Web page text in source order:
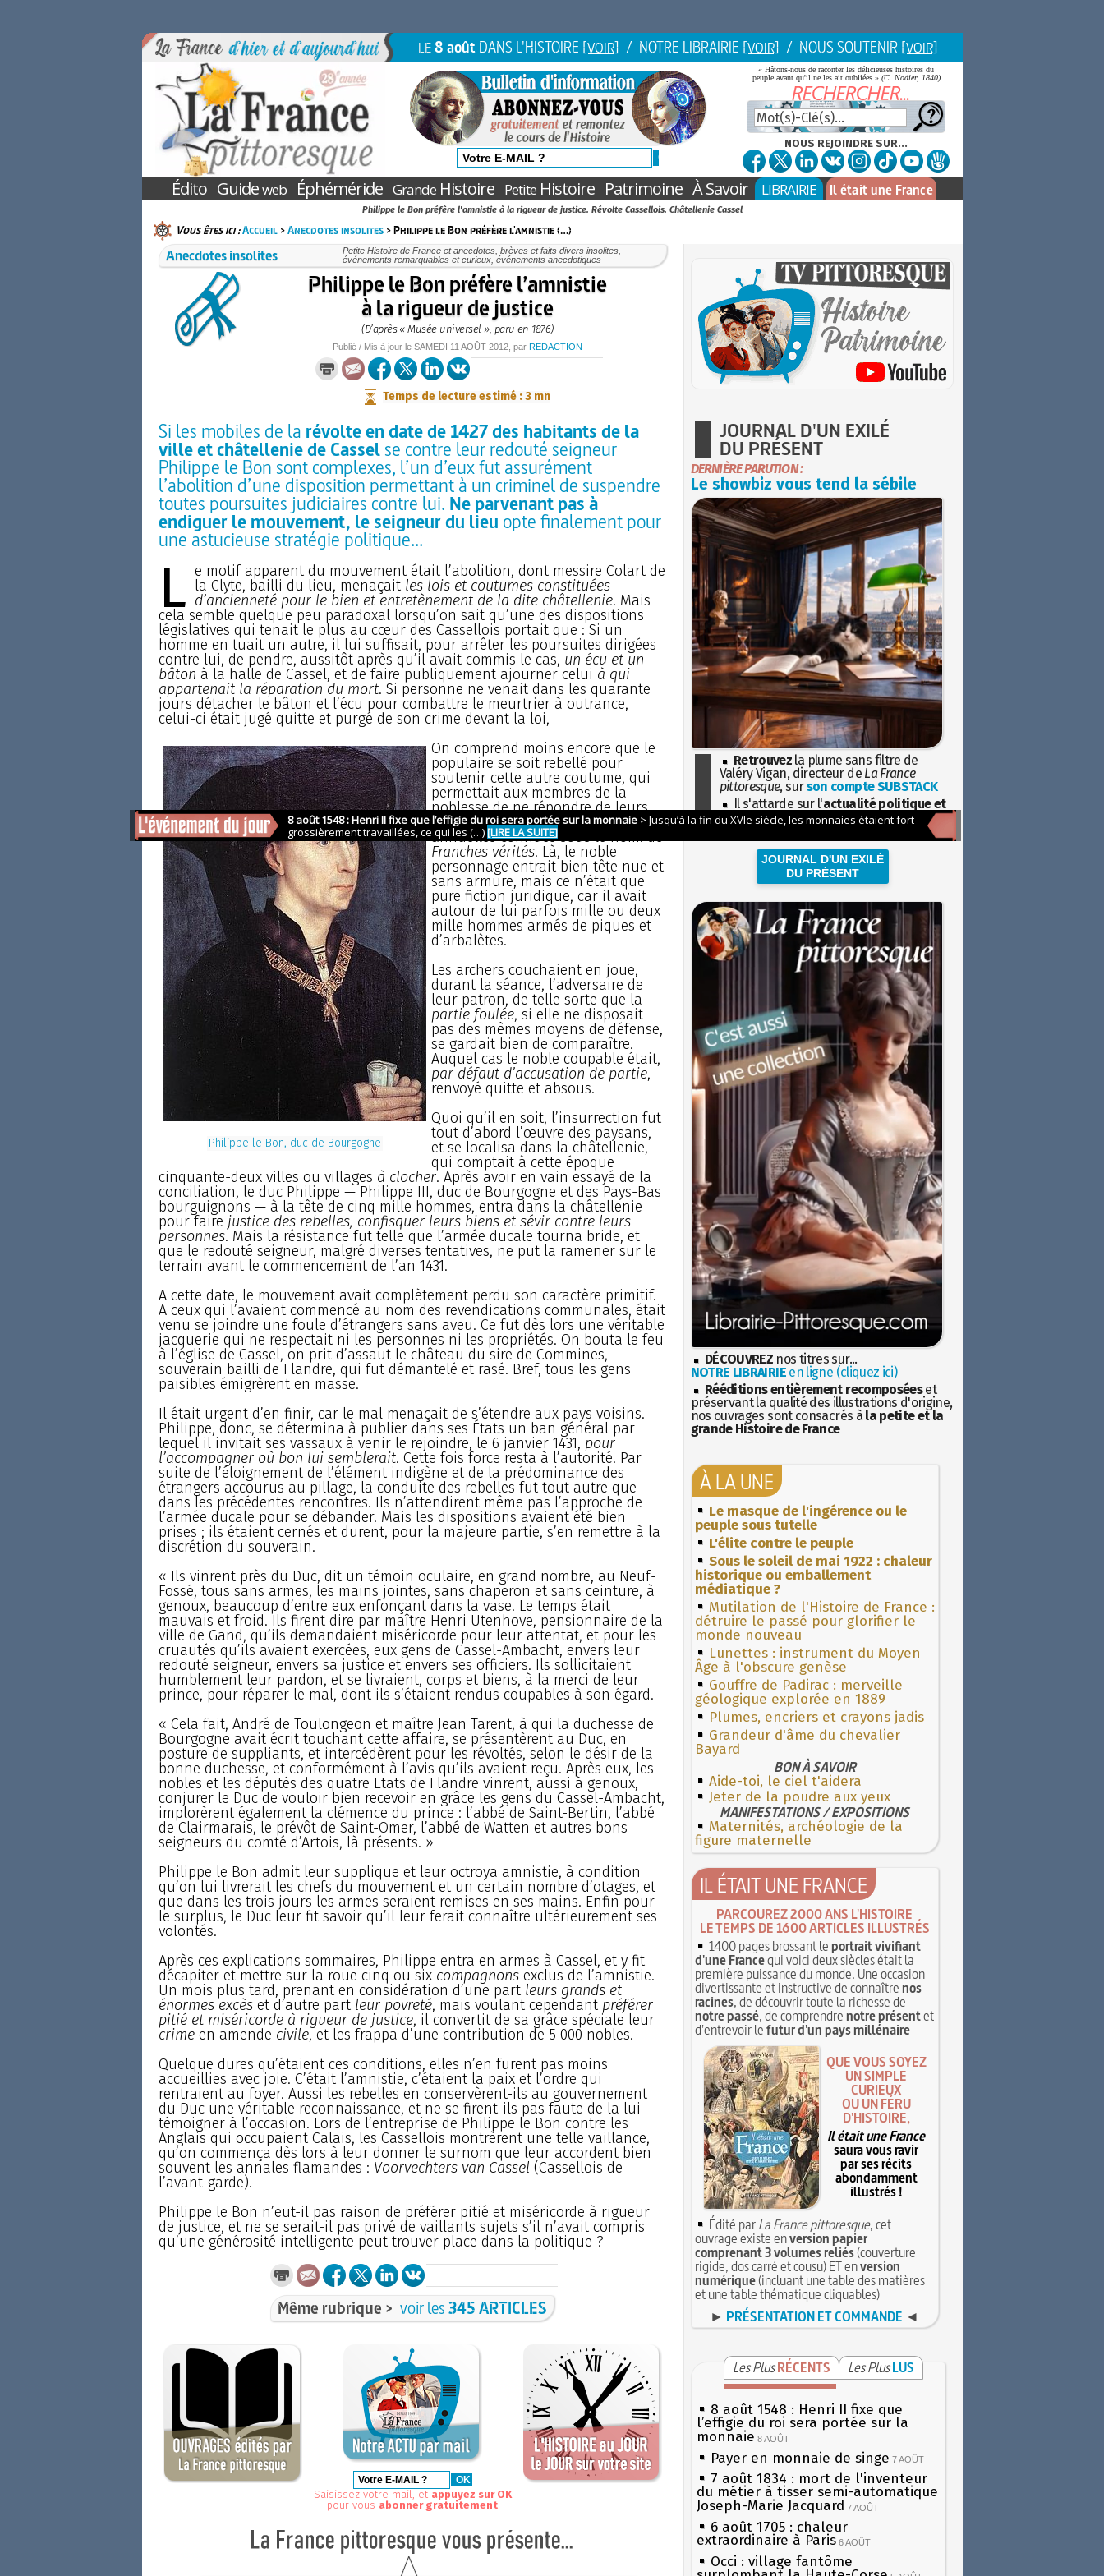
LE8 août DANS L'HISTOIRE [VOIR] / NOTRE LIBRAIRIE [VOIR] / NOUS SOUTENIR [VOIR]
« Hâtons-nous de raconter les délicieuses histoires du
peuple avant qu'il ne les ait oubliées » (C. Nodier, 1840)
NOUS REJOINDRE SUR...
Édito Guideweb Éphéméride GrandeHistoire PetiteHistoire Patrimoine À Savoir LIBRAIRIE Il était une France
Philippe le Bon préfère l'amnistie à la rigueur de justice. Révolte Cassellois. Châtellenie Cassel
Vous êtes ici :Accueil>Anecdotes insolites> Philippe le Bon préfère l'amnistie (…)
Anecdotes insolites
Petite Histoire de France et anecdotes, brèves et faits divers insolites,
événements remarquables et curieux, événements anecdotiques
Philippe le Bon préfère l’amnistie
à la rigueur de justice
(D’après « Musée universel », paru en 1876)
Publié / Mis à jour le SAMEDI 11 AOÛT 2012 , par REDACTION
Temps de lecture estimé : 3 mn
Si les mobiles de la révolte en date de 1427 des habitants de la
ville et châtellenie de Casselse contre leur redouté seigneur
Philippe le Bon sont complexes, l’un d’eux fut assurément
l’abolition d’une disposition permettant à un criminel de suspendre
toutes poursuites judiciaires contre lui. Ne parvenant pas à
endiguer le mouvement, le seigneur du lieu opte finalement pour
une astucieuse stratégie politique...
L e motif apparent du mouvement était l’abolition, dont messire Colart de
la Clyte, bailli du lieu, menaçait les lois et coutumes constituées
d’ancienneté pour le bien et entretènement de la dite châtellenie. Mais
cela semble quelque peu paradoxal lorsqu’on sait qu’une des dispositions
législatives qui tenait le plus au cœur des Cassellois portait que : Si un
homme en tuait un autre, il lui suffisait, pour arrêter les poursuites dirigées
contre lui, de pendre, aussitôt après qu’il avait commis le cas, un écu et un
bâton à la halle de Cassel, et de faire publiquement ajourner celui à qui
appartenait la réparation du mort. Si personne ne venait dans les quarante
jours détacher le bâton et l’écu pour combattre le meurtrier à outrance,
celui-ci était jugé quitte et purgé de son crime devant la loi,
Philippe le Bon, duc de Bourgogne
On comprend moins encore que le
populaire se soit rebellé pour
soutenir cette autre coutume, qui
permettait aux membres de la
noblesse de ne répondre de leurs
crimes que par devant les assises
annuelles connues sous le nom. de
Franches vérités. Là, le noble
personnage entrait bien tête nue et
sans armure, mais ce n’était que
pure fiction juridique, car il avait
autour de lui parfois mille ou deux
mille hommes armés de piques et
d’arbalètes.
Les archers couchaient en joue,
durant la séance, l’adversaire de
leur patron, de telle sorte que la
partie foulée, si elle ne disposait
pas des mêmes moyens de défense,
se gardait bien de comparaître.
Auquel cas le noble coupable était,
par défaut d’accusation de partie,
renvoyé quitte et absous.
Quoi qu’il en soit, l’insurrection fut
tout d’abord l’œuvre des paysans,
et se localisa dans la châtellenie,
qui comptait à cette époque
cinquante-deux villes ou villages à clocher. Après avoir en vain essayé de la
conciliation, le duc Philippe — Philippe III, duc de Bourgogne et des Pays-Bas
bourguignons — à la tête de cinq mille hommes, entra dans la châtellenie
pour faire justice des rebelles, confisquer leurs biens et sévir contre leurs
personnes. Mais la résistance fut telle que l’armée ducale tourna bride, et
que le redouté seigneur, malgré diverses tentatives, ne put la ramener sur le
terrain avant le commencement de l’an 1431.
A cette date, le mouvement avait complètement perdu son caractère primitif.
A ceux qui l’avaient commencé au nom des revendications communales, était
venu se joindre une foule d’étrangers sans aveu. Ce fut dès lors une véritable
jacquerie qui ne respectait ni les personnes ni les propriétés. On bouta le feu
à l’église de Cassel, on prit d’assaut le château du sire de Commines,
souverain bailli de Flandre, qui fut démantelé et rasé. Bref, tous les gens
paisibles émigrèrent en masse.
Il était urgent d’en finir, car le mal menaçait de s’étendre aux pays voisins.
Philippe, donc, se détermina à publier dans ses États un ban général par
lequel il invitait ses vassaux à venir le rejoindre, le 6 janvier 1431, pour
l’accompagner où bon lui semblerait. Cette fois force resta à l’autorité. Par
suite de l’éloignement de l’élément indigène et de la prédominance des
étrangers accourus au pillage, la conduite des rebelles fut tout autre que
dans les précédentes rencontres. Ils n’attendirent même pas l’approche de
l’armée ducale pour se débander. Mais les dispositions avaient été bien
prises ; ils étaient cernés et durent, pour la majeure partie, s’en remettre à la
discrétion du souverain.
« Ils vinrent près du Duc, dit un témoin oculaire, en grand nombre, au Neuf-
Fossé, tous sans armes, les mains jointes, sans chaperon et sans ceinture, à
genoux, beaucoup d’entre eux enfonçant dans la vase. Le temps était
mauvais et froid. Ils firent dire par maître Henri Utenhove, pensionnaire de la
ville de Gand, qu’ils demandaient miséricorde pour leur attentat, et pour les
cruautés qu’ils avaient exercées, eux gens de Cassel-Ambacht, envers leur
redouté seigneur, envers sa justice et envers ses officiers. Ils sollicitaient
humblement leur pardon, et se livraient, corps et biens, à la merci de leur
prince, pour réparer le mal, dont ils s’étaient rendus coupables à son égard.
« Cela fait, André de Toulongeon et maître Jean Tarent, à qui la duchesse de
Bourgogne avait écrit touchant cette affaire, se présentèrent au Duc, en
posture de suppliants, et intercédèrent pour les révoltés, selon le désir de la
bonne duchesse, et conformément à l’avis qu’ils avaient reçu. Après eux, les
nobles et les députés des quatre Etats de Flandre vinrent, aussi à genoux,
conjurer le Duc de vouloir bien recevoir en grâce les gens du Cassel-Ambacht,
implorèrent également la clémence du prince : l’abbé de Saint-Bertin, l’abbé
de Clairmarais, le prévôt de Saint-Omer, l’abbé de Watten et autres bons
seigneurs du comté d’Artois, là présents. »
Philippe le Bon admit leur supplique et leur octroya amnistie, à condition
qu’on lui livrerait les chefs du mouvement et un certain nombre d’otages, et
que dans les trois jours les armes seraient remises en ses mains. Enfin pour
le surplus, le Duc leur fit savoir qu’il leur ferait connaître ultérieurement ses
volontés.
Après ces explications sommaires, Philippe entra en armes à Cassel, et y fit
décapiter et mettre sur la roue cinq ou six compagnonsexclus de l’amnistie.
Un mois plus tard, prenant en considération d’une part leurs grands et
énormes excèset d’autre part leur povreté, mais voulant cependant préférer
pitié et miséricorde à rigueur de justice, il convertit de sa grâce spéciale leur
crimeen amende civile, et les frappa d’une contribution de 5 000 nobles.
Quelque dures qu’étaient ces conditions, elles n’en furent pas moins
accueillies avec joie. C’était l’amnistie, c’étaient la paix et l’ordre qui
rentraient au foyer. Aussi les rebelles en conservèrent-ils au gouvernement
du Duc une véritable reconnaissance, et ne se firent-ils pas faute de la lui
témoigner à l’occasion. Lors de l’entreprise de Philippe le Bon contre les
Anglais qui occupaient Calais, les Cassellois montrèrent une telle vaillance,
qu’on commença dès lors à leur donner le surnom que leur accordent bien
souvent les annales flamandes : Voorvechters van Cassel (Cassellois de
l’avant-garde).
Philippe le Bon n’eut-il pas raison de préférer pitié et miséricorde à rigueur
de justice, et ne se serait-il pas privé de vaillants sujets s’il n’avait compris
qu’une générosité intelligente peut trouver place dans la politique ?
Même rubrique > voir les345 ARTICLES
Saisissez votre mail, et appuyez sur OK
pour vous abonner gratuitement
JOURNAL D'UN EXILÉ
DU PRÉSENT
DERNIÈRE PARUTION :
Le showbiz vous tend la sébile
Retrouvez la plume sans filtre de
Valéry Vigan, directeur de La France
pittoresque, surson compte SUBSTACK
Il s'attarde sur l'actualité politique et
sociétaleavec la hauteur de vue de
JOURNAL D'UN EXILÉ
DU PRÉSENT
DÉCOUVREZ nos titres sur...
NOTRE LIBRAIRIEen ligne (cliquez ici)
Rééditions entièrement recomposéeset
préservant la qualité des illustrations d'origine,
nos ouvrages sont consacrés à la petite et la
grande Histoire de France
À LA UNE
Le masque de l'ingérence ou le
peuple sous tutelle
L'élite contre le peuple
Sous le soleil de mai 1922 : chaleur
historique ou emballement
médiatique ?
Mutilation de l'Histoire de France :
détruire le passé pour glorifier le
monde nouveau
Lunettes : instrument du Moyen
Âge à l'obscure genèse
Gouffre de Padirac : merveille
géologique explorée en 1889
Plumes, encriers et crayons jadis
Grandeur d'âme du chevalier
Bayard
BON À SAVOIR
Aide-toi, le ciel t'aidera
Jeter de la poudre aux yeux
MANIFESTATIONS / EXPOSITIONS
Maternités, archéologie de la
figure maternelle
IL ÉTAIT UNE FRANCE
PARCOUREZ 2000 ANS L'HISTOIRE
LE TEMPS DE 1600 ARTICLES ILLUSTRÉS
1400 pages brossant leportrait vivifiant
d'une Francequi voici deux siècles était la
première puissance du monde. Une occasion
divertissante et instructive de connaîtrenos
racines, de découvrir toute la richesse de
notre passé, de comprendrenotre présentet
d'entrevoir lefutur d'un pays millénaire
QUE VOUS SOYEZ
UN SIMPLE
CURIEUX
OU UN FÉRU
D'HISTOIRE,
Il était une France
saura vous ravir
par ses récits
abondamment
illustrés !
Édité parLa France pittoresque, cet
ouvrage existe enversion papier
comprenant 3 volumes reliés(couverture
rigide, dos carré et cousu) ET enversion
numérique(incluant une table des matières
et une table thématique cliquables)
► PRÉSENTATION ET COMMANDE ◄
Les Plus RÉCENTS Les Plus LUS
8 août 1548 : Henri II fixe que
l’effigie du roi sera portée sur la
monnaie 8 AOÛT
Payer en monnaie de singe 7 AOÛT
7 août 1834 : mort de l'inventeur
du métier à tisser semi-automatique
Joseph-Marie Jacquard 7 AOÛT
6 août 1705 : chaleur
extraordinaire à Paris 6 AOÛT
Occi : village fantôme